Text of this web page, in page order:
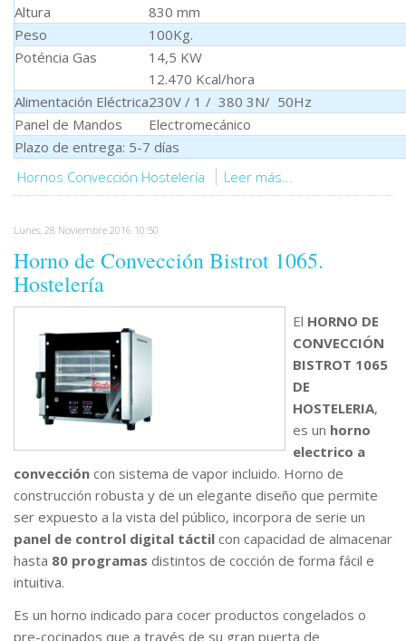
Altura
830 mm
Peso
100Kg.
Poténcia Gas
14,5 KW
12.470 Kcal/hora
Alimentación Eléctrica230V / 1 / 380 3N/ 50Hz
Panel de Mandos
Electromecánico
Plazo de entrega: 5-7 días
Hornos Convección Hostelería
Leer más...
Lunes, 28 Noviembre 2016 10:50
Horno de Convección Bistrot 1065.
Hostelería
El HORNO DE
CONVECCIÓN
BISTROT 1065
DE
HOSTELERIA,
es un horno
electrico a
convección con sistema de vapor incluido. Horno de
construcción robusta y de un elegante diseño que permite
ser expuesto a la vista del público, incorpora de serie un
panel de control digital táctil con capacidad de almacenar
hasta 80 programas distintos de cocción de forma fácil e
intuitiva.
Es un horno indicado para cocer productos congelados o
pre-cocinados que a través de su gran puerta de